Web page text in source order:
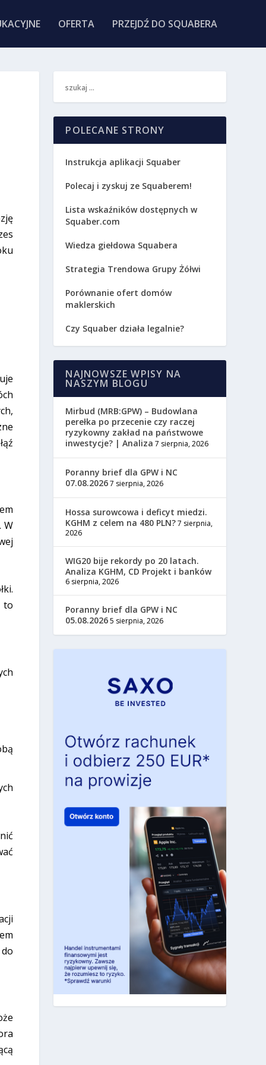
OFERTA PRZEJDŹ DO SQUABERA
W
to
POLECANE STRONY
Instrukcja aplikacji Squaber
Polecaj i zyskuj ze Squaberem!
Lista wskaźników dostępnych w
Squaber.com
Wiedza giełdowa Squabera
Strategia Trendowa Grupy Żółwi
Porównanie ofert domów
maklerskich
Czy Squaber działa legalnie?
NAJNOWSZE WPISY NA
NASZYM BLOGU
Mirbud (MRB:GPW) – Budowlana
perełka po przecenie czy raczej
ryzykowny zakład na państwowe
inwestycje? | Analiza 7 sierpnia, 2026
Poranny brief dla GPW i NC
07.08.20267 sierpnia, 2026
Hossa surowcowa i deficyt miedzi.
KGHM z celem na 480 PLN?7 sierpnia,
2026
WIG20 bije rekordy po 20 latach.
Analiza KGHM, CD Projekt i banków
6 sierpnia, 2026
Poranny brief dla GPW i NC
05.08.20265 sierpnia, 2026